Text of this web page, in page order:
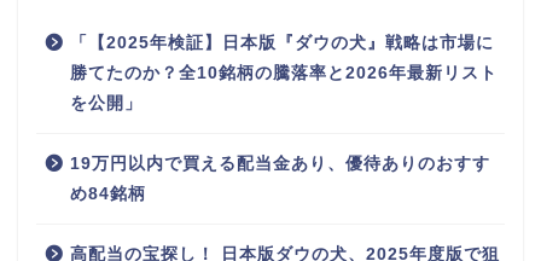
「【2025年検証】日本版『ダウの犬』戦略は市場に
勝てたのか？全10銘柄の騰落率と2026年最新リスト
を公開」
19万円以内で買える配当金あり、優待ありのおすす
め84銘柄
高配当の宝探し！ 日本版ダウの犬、2025年度版で狙